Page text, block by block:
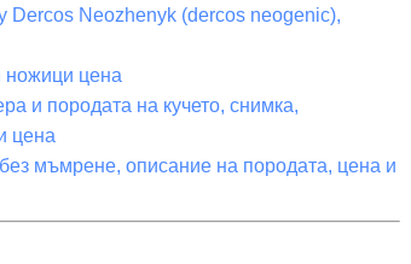
Dercos Neozhenyk (dercos neogenic),
ножици цена
и породата на кучето, снимка,
цена
мъмрене, описание на породата, цена и